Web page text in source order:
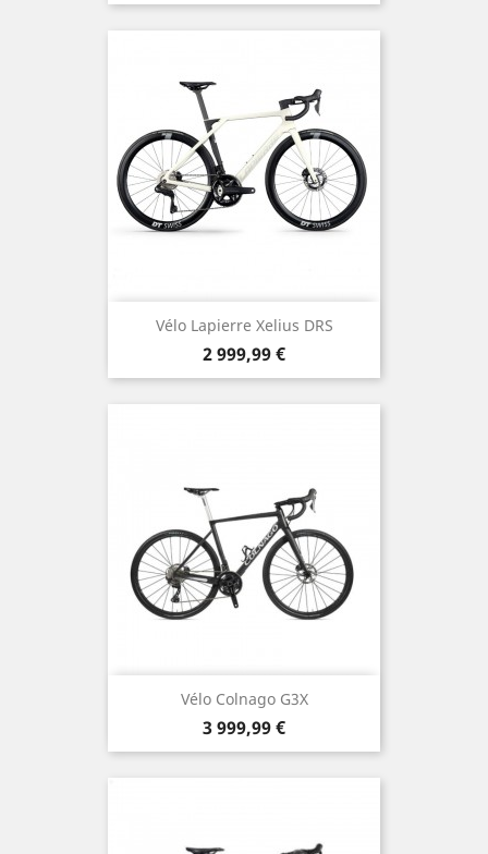
Vélo Lapierre Xelius DRS
Prix
2 999,99 €
Vélo Colnago G3X
Prix
3 999,99 €